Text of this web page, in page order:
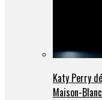
Katy Perry
Maison-